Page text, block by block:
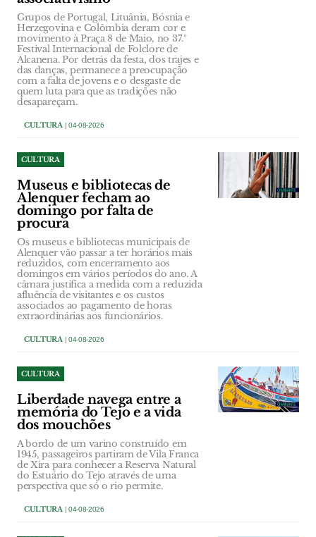
Grupos de Portugal, Lituânia, Bósnia e
Herzegovina e Colômbia deram cor e
movimento à Praça 8 de Maio, no 37.º
Festival Internacional de Folclore de
Alcanena. Por detrás da festa, dos trajes e
das danças, permanece a preocupação
com a falta de jovens e o desgaste de
quem luta para que as tradições não
desapareçam.
CULTURA| 04-08-2026
CULTURA
Museus e bibliotecas de
Alenquer fecham ao
domingo por falta de
procura
Os museus e bibliotecas municipais de
Alenquer vão passar a ter horários mais
reduzidos, com encerramento aos
domingos em vários períodos do ano. A
câmara justifica a medida com a reduzida
afluência de visitantes e os custos
associados ao pagamento de horas
extraordinárias aos funcionários.
CULTURA| 04-08-2026
CULTURA
Liberdade navega entre a
memória do Tejo e a vida
dos mouchões
A bordo de um varino construído em
1945, passageiros partiram de Vila Franca
de Xira para conhecer a Reserva Natural
do Estuário do Tejo através de uma
perspectiva que só o rio permite.
CULTURA| 04-08-2026